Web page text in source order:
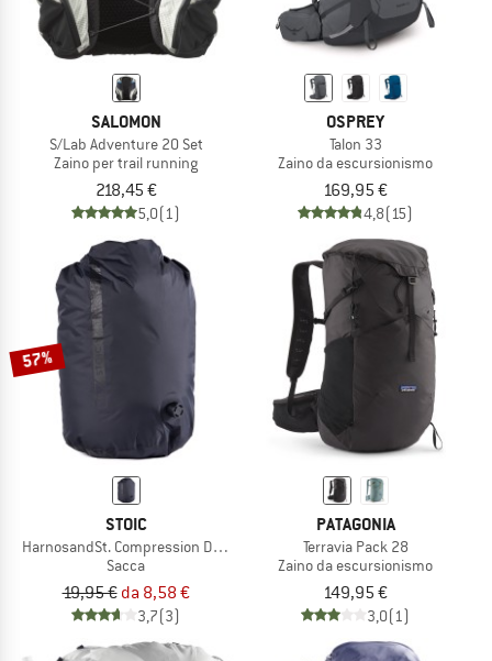
SALOMON
S/Lab Adventure 20 Set
Zaino per trail running
218,45 €
5,0(1)
OSPREY
Talon 33
Zaino da escursionismo
169,95 €
4,8(15)
57%
STOIC
HarnosandSt. Compression Dry Bag
Sacca
19,95 € da 8,58 €
3,7(3)
PATAGONIA
Terravia Pack 28
Zaino da escursionismo
149,95 €
3,0(1)